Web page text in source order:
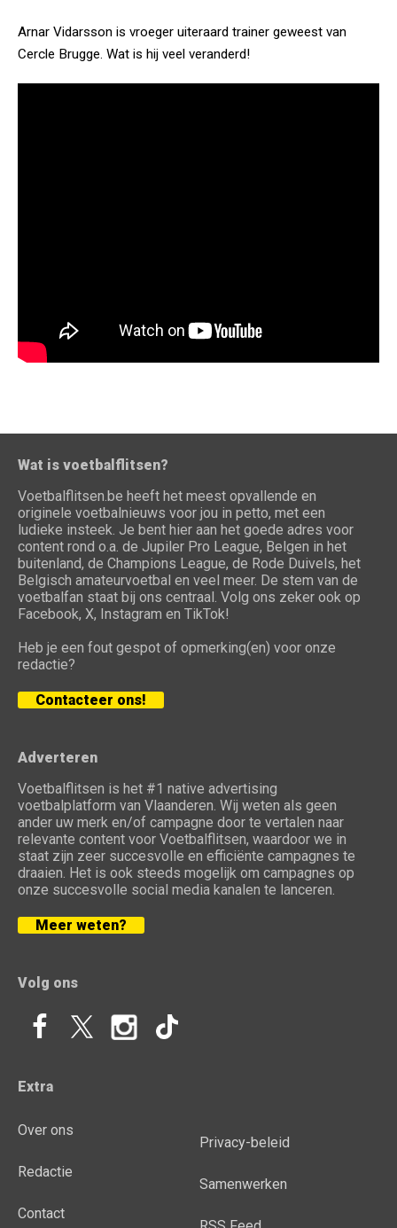
Arnar Vidarsson is vroeger uiteraard trainer geweest van
Cercle Brugge. Wat is hij veel veranderd!
Wat is voetbalflitsen?
Voetbalflitsen.be heeft het meest opvallende en
originele voetbalnieuws voor jou in petto, met een
ludieke insteek. Je bent hier aan het goede adres voor
content rond o.a. de Jupiler Pro League, Belgen in het
buitenland, de Champions League, de Rode Duivels, het
Belgisch amateurvoetbal en veel meer. De stem van de
voetbalfan staat bij ons centraal. Volg ons zeker ook op
Facebook, X, Instagram en TikTok!
Heb je een fout gespot of opmerking(en) voor onze
redactie?
Contacteer ons!
Adverteren
Voetbalflitsen is het #1 native advertising
voetbalplatform van Vlaanderen. Wij weten als geen
ander uw merk en/of campagne door te vertalen naar
relevante content voor Voetbalflitsen, waardoor we in
staat zijn zeer succesvolle en efficiënte campagnes te
draaien. Het is ook steeds mogelijk om campagnes op
onze succesvolle social media kanalen te lanceren.
Meer weten?
Volg ons
Extra
Over ons
Redactie
Contact
Privacy-beleid
Samenwerken